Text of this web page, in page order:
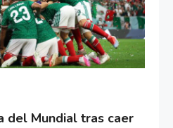
del Mundial tras caer